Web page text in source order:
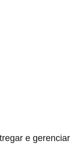
e gerenciar